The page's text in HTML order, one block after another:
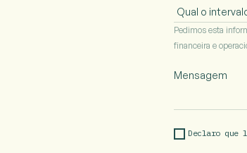
Pedimos esta
financeira e
Declaro